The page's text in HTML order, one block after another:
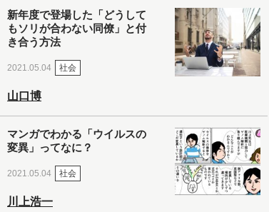
新年度で登場した「どうして
もソリが合わない同僚」と付
き合う方法
2021.05.04 社会
山口博
マンガでわかる「ウイルスの
変異」ってなに？
2021.05.04 社会
川上浩一